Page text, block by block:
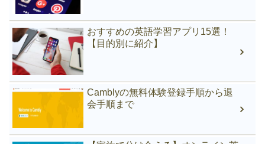
おすすめの英語学習アプリ15選！
【目的別に紹介】
Camblyの無料体験登録手順から退
会手順まで